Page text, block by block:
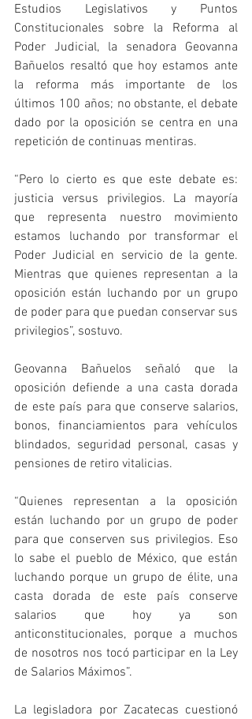
Estudios Legislativos y Puntos
Constitucionales sobre la Reforma al
Poder Judicial, la senadora Geovanna
Bañuelos resaltó que hoy estamos ante
la reforma más importante de los
últimos 100 años; no obstante, el debate
dado por la oposición se centra en una
repetición de continuas mentiras.
“Pero lo cierto es que este debate es:
justicia versus privilegios. La mayoría
que representa nuestro movimiento
estamos luchando por transformar el
Poder Judicial en servicio de la gente.
Mientras que quienes representan a la
oposición están luchando por un grupo
de poder para que puedan conservar sus
privilegios”, sostuvo.
Geovanna Bañuelos señaló que la
oposición defiende a una casta dorada
de este país para que conserve salarios,
bonos, financiamientos para vehículos
blindados, seguridad personal, casas y
pensiones de retiro vitalicias.
“Quienes representan a la oposición
están luchando por un grupo de poder
para que conserven sus privilegios. Eso
lo sabe el pueblo de México, que están
luchando porque un grupo de élite, una
casta dorada de este país conserve
salarios que hoy ya son
anticonstitucionales, porque a muchos
de nosotros nos tocó participar en la Ley
de Salarios Máximos”.
La legisladora por Zacatecas cuestionó